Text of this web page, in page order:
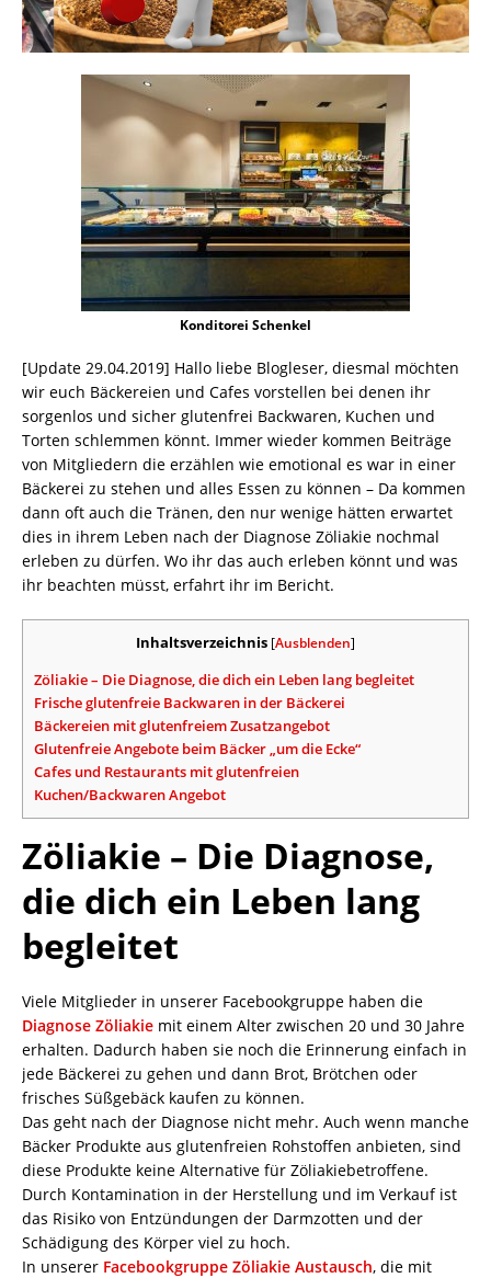
Konditorei Schenkel
[Update 29.04.2019] Hallo liebe Blogleser, diesmal möchten
wir euch Bäckereien und Cafes vorstellen bei denen ihr
sorgenlos und sicher glutenfrei Backwaren, Kuchen und
Torten schlemmen könnt. Immer wieder kommen Beiträge
von Mitgliedern die erzählen wie emotional es war in einer
Bäckerei zu stehen und alles Essen zu können – Da kommen
dann oft auch die Tränen, den nur wenige hätten erwartet
dies in ihrem Leben nach der Diagnose Zöliakie nochmal
erleben zu dürfen. Wo ihr das auch erleben könnt und was
ihr beachten müsst, erfahrt ihr im Bericht.
Inhaltsverzeichnis [Ausblenden]
Zöliakie – Die Diagnose, die dich ein Leben lang begleitet
Frische glutenfreie Backwaren in der Bäckerei
Bäckereien mit glutenfreiem Zusatzangebot
Glutenfreie Angebote beim Bäcker „um die Ecke“
Cafes und Restaurants mit glutenfreien
Kuchen/Backwaren Angebot
Zöliakie – Die Diagnose,
die dich ein Leben lang
begleitet
Viele Mitglieder in unserer Facebookgruppe haben die
Diagnose Zöliakie mit einem Alter zwischen 20 und 30 Jahre
erhalten. Dadurch haben sie noch die Erinnerung einfach in
jede Bäckerei zu gehen und dann Brot, Brötchen oder
frisches Süßgebäck kaufen zu können.
Das geht nach der Diagnose nicht mehr. Auch wenn manche
Bäcker Produkte aus glutenfreien Rohstoffen anbieten, sind
diese Produkte keine Alternative für Zöliakiebetroffene.
Durch Kontamination in der Herstellung und im Verkauf ist
das Risiko von Entzündungen der Darmzotten und der
Schädigung des Körper viel zu hoch.
In unserer Facebookgruppe Zöliakie Austausch, die mit